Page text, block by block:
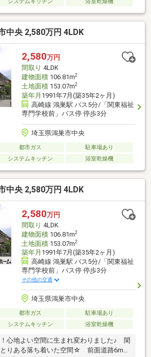
システムキッチン 浴室乾燥機
中央 2,580万円 4LDK
2,580万円
間取り 4LDK
建物面積106.81m2
土地面積153.07m2
築年月 1991年7月(築35年2ヶ月)
高崎線 鴻巣駅 バス5分/「関東福祉
専門学校前」バス停 停歩3分
埼玉県鴻巣市中央
都市ガス
駐車場あり
システムキッチン 浴室乾燥機
中央 2,580万円 4LDK
2,580万円
間取り 4LDK
建物面積106.81m2
土地面積153.07m2
築年月 1991年7月(築35年2ヶ月)
高崎線 鴻巣駅 バス5分/「関東福祉
専門学校前」バス停 停歩3分
その他の交通
埼玉県鴻巣市中央
都市ガス
駐車場あり
システムキッチン 浴室乾燥機
心地よい空間に生まれ変わりました♪ 閑
りある落ち着いた空間☆ 前面道路6mの